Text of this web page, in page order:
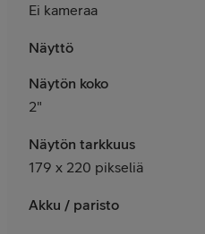
Ei kameraa
Näyttö
Näytön koko
2"
Näytön tarkkuus
179 x 220 pikseliä
Akku / paristo